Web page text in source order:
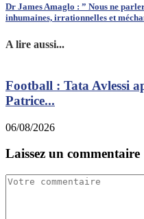
Dr James Amaglo : ” Nous ne
inhumaines, irrationnelles et
A lire aussi...
Football : Tata Avlessi
Patrice...
06/08/2026
Laissez un commentaire